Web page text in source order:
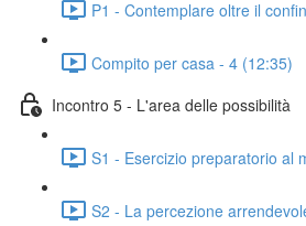
P1 - Contemplare oltre il
Compito per casa - 4 (12:35)
Incontro 5 - L'area delle possibilità
S1 - Esercizio preparatorio al
S2 - La percezione